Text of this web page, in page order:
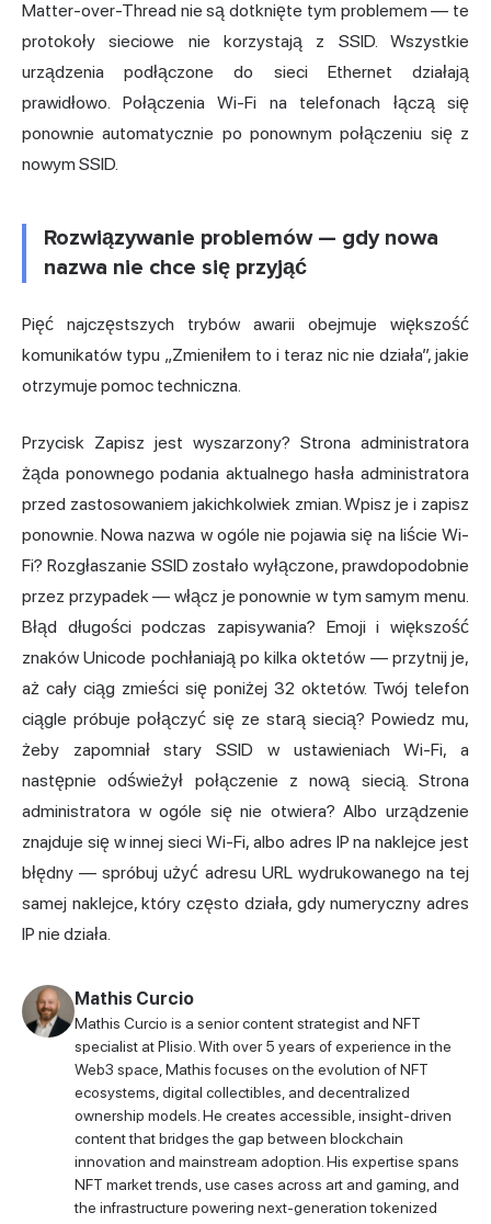
Matter-over-Thread nie są dotknięte tym problemem — te
protokoły sieciowe nie korzystają z SSID. Wszystkie
urządzenia podłączone do sieci Ethernet działają
prawidłowo. Połączenia Wi-Fi na telefonach łączą się
ponownie automatycznie po ponownym połączeniu się z
nowym SSID.
Rozwiązywanie problemów — gdy nowa
nazwa nie chce się przyjąć
Pięć najczęstszych trybów awarii obejmuje większość
komunikatów typu „Zmieniłem to i teraz nic nie działa”, jakie
otrzymuje pomoc techniczna.
Przycisk Zapisz jest wyszarzony? Strona administratora
żąda ponownego podania aktualnego hasła administratora
przed zastosowaniem jakichkolwiek zmian. Wpisz je i zapisz
ponownie. Nowa nazwa w ogóle nie pojawia się na liście Wi-
Fi? Rozgłaszanie SSID zostało wyłączone, prawdopodobnie
przez przypadek — włącz je ponownie w tym samym menu.
Błąd długości podczas zapisywania? Emoji i większość
znaków Unicode pochłaniają po kilka oktetów — przytnij je,
aż cały ciąg zmieści się poniżej 32 oktetów. Twój telefon
ciągle próbuje połączyć się ze starą siecią? Powiedz mu,
żeby zapomniał stary SSID w ustawieniach Wi-Fi, a
następnie odświeżył połączenie z nową siecią. Strona
administratora w ogóle się nie otwiera? Albo urządzenie
znajduje się w innej sieci Wi-Fi, albo adres IP na naklejce jest
błędny — spróbuj użyć adresu URL wydrukowanego na tej
samej naklejce, który często działa, gdy numeryczny adres
IP nie działa.
Mathis Curcio
Mathis Curcio is a senior content strategist and NFT
specialist at Plisio. With over 5 years of experience in the
Web3 space, Mathis focuses on the evolution of NFT
ecosystems, digital collectibles, and decentralized
ownership models. He creates accessible, insight-driven
content that bridges the gap between blockchain
innovation and mainstream adoption. His expertise spans
NFT market trends, use cases across art and gaming, and
the infrastructure powering next-generation tokenized